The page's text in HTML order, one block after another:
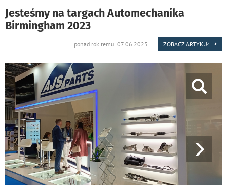
Jesteśmy na targach Automechanika
Birmingham 2023
ponad rok temu 07.06.2023 ZOBACZ ARTYKUŁ